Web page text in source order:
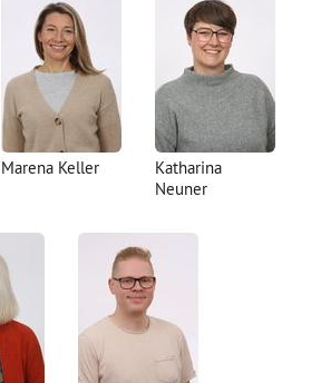
Marena Keller
Katharina
Neuner